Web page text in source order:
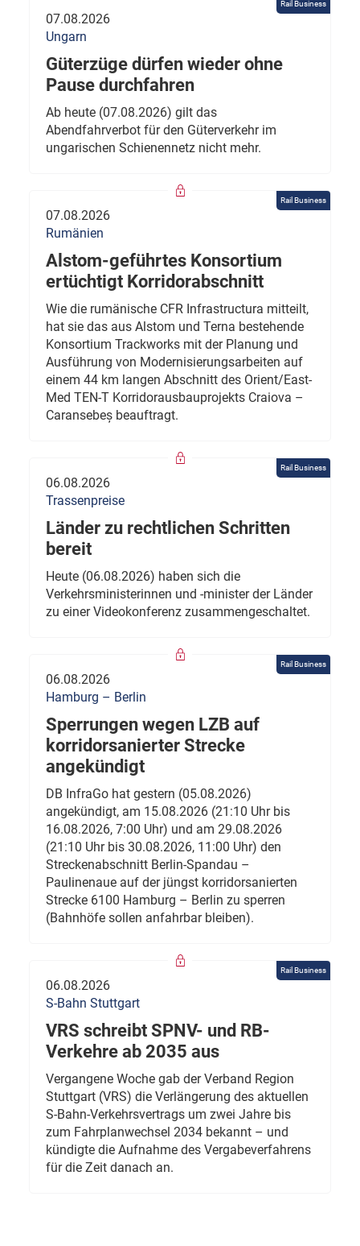
Rail Business
07.08.2026
Ungarn
Güterzüge dürfen wieder ohne
Pause durchfahren
Ab heute (07.08.2026) gilt das
Abendfahrverbot für den Güterverkehr im
ungarischen Schienennetz nicht mehr.
Rail Business
07.08.2026
Rumänien
Alstom-geführtes Konsortium
ertüchtigt Korridorabschnitt
Wie die rumänische CFR Infrastructura mitteilt,
hat sie das aus Alstom und Terna bestehende
Konsortium Trackworks mit der Planung und
Ausführung von Modernisierungsarbeiten auf
einem 44 km langen Abschnitt des Orient/East-
Med TEN-T Korridorausbauprojekts Craiova –
Caransebeș beauftragt.
Rail Business
06.08.2026
Trassenpreise
Länder zu rechtlichen Schritten
bereit
Heute (06.08.2026) haben sich die
Verkehrsministerinnen und -minister der Länder
zu einer Videokonferenz zusammengeschaltet.
Rail Business
06.08.2026
Hamburg – Berlin
Sperrungen wegen LZB auf
korridorsanierter Strecke
angekündigt
DB InfraGo hat gestern (05.08.2026)
angekündigt, am 15.08.2026 (21:10 Uhr bis
16.08.2026, 7:00 Uhr) und am 29.08.2026
(21:10 Uhr bis 30.08.2026, 11:00 Uhr) den
Streckenabschnitt Berlin-Spandau –
Paulinenaue auf der jüngst korridorsanierten
Strecke 6100 Hamburg – Berlin zu sperren
(Bahnhöfe sollen anfahrbar bleiben).
Rail Business
06.08.2026
S-Bahn Stuttgart
VRS schreibt SPNV- und RB-
Verkehre ab 2035 aus
Vergangene Woche gab der Verband Region
Stuttgart (VRS) die Verlängerung des aktuellen
S-Bahn-Verkehrsvertrags um zwei Jahre bis
zum Fahrplanwechsel 2034 bekannt – und
kündigte die Aufnahme des Vergabeverfahrens
für die Zeit danach an.